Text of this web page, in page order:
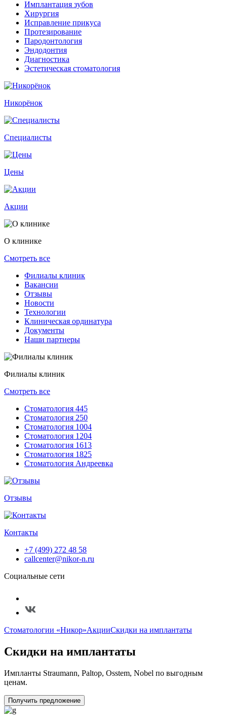
Имплантация зубов
Хирургия
Исправление прикуса
Протезирование
Пародонтология
Эндодонтия
Диагностика
Эстетическая стоматология
Никорёнок
Специалисты
Цены
Акции
О клинике
Смотреть все
Филиалы клиник
Вакансии
Отзывы
Новости
Технологии
Клиническая ординатура
Документы
Наши партнеры
Филиалы клиник
Смотреть все
Стоматология 445
Стоматология 250
Стоматология 1004
Стоматология 1204
Стоматология 1613
Стоматология 1825
Стоматология Андреевка
Отзывы
Контакты
+7 (499) 272 48 58
callcenter@nikor-n.ru
Социальные сети
Стоматологии «Никор»АкцииCкидки на имплантаты
Cкидки на имплантаты
Импланты Straumann, Paltop, Osstem, Nobel по выгодным
ценам.
Получить предложение